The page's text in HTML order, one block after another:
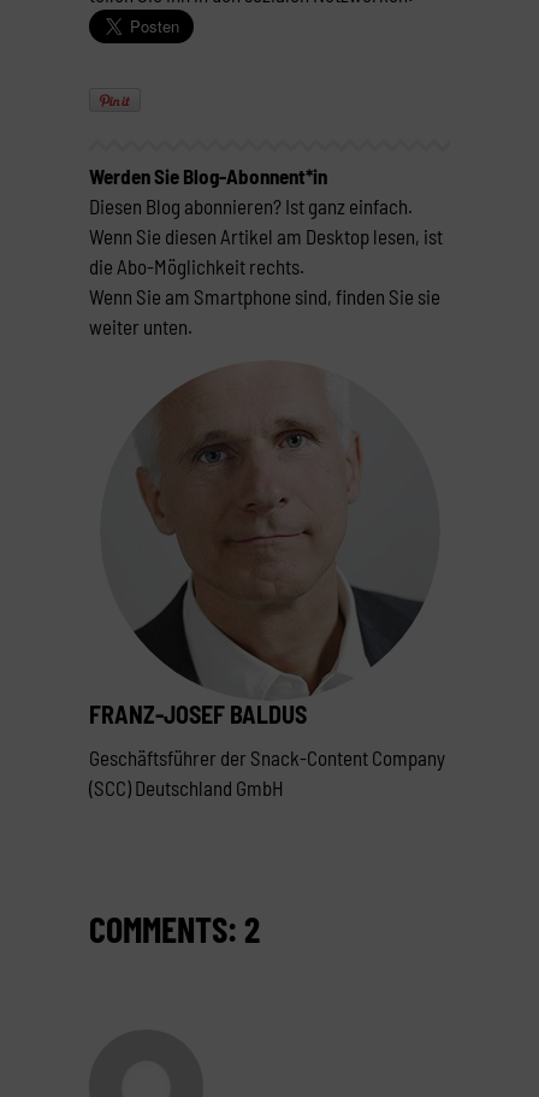
Werden Sie Blog-Abonnent*in
Diesen Blog abonnieren? Ist ganz einfach.
Wenn Sie diesen Artikel am Desktop lesen, ist
die Abo-Möglichkeit rechts.
Wenn Sie am Smartphone sind, finden Sie sie
weiter unten.
FRANZ-JOSEF BALDUS
Geschäftsführer der Snack-Content Company
(SCC) Deutschland GmbH
COMMENTS: 2